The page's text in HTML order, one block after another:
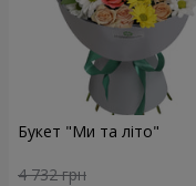
Букет "Ми та літо"
4 732 грн